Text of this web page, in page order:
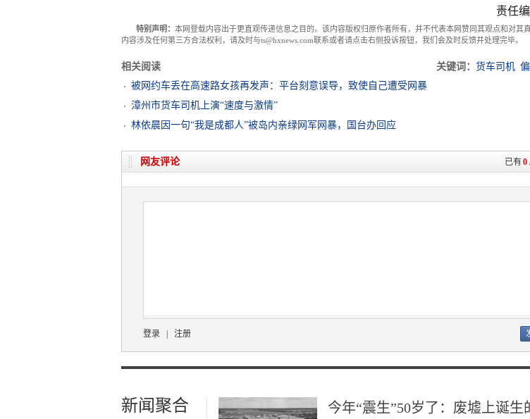
责任
特别声明： 本网登载内容出于更直观传递信息之目的。该内容版权归原作者所有，并不代表本网赞同其观点和对其
内容涉及任何第三方合法权利，请及时与ts@hxnews.com联系或者请点击右侧投诉按钮，我们会及时反馈并处理完毕。
相关阅读 关键词： 货车司机
被网约车丢在高速路女孩再发声：平台刻意误导，致使自己遭受网暴
漳州市货车司机上演“速度与激情”
林依晨因一句“我是成都人”被岛内亲绿网军网暴，国台办回应
已有0
网友评论
登录 注册
新闻聚合
今年“震生”50岁了：废墟上诞生